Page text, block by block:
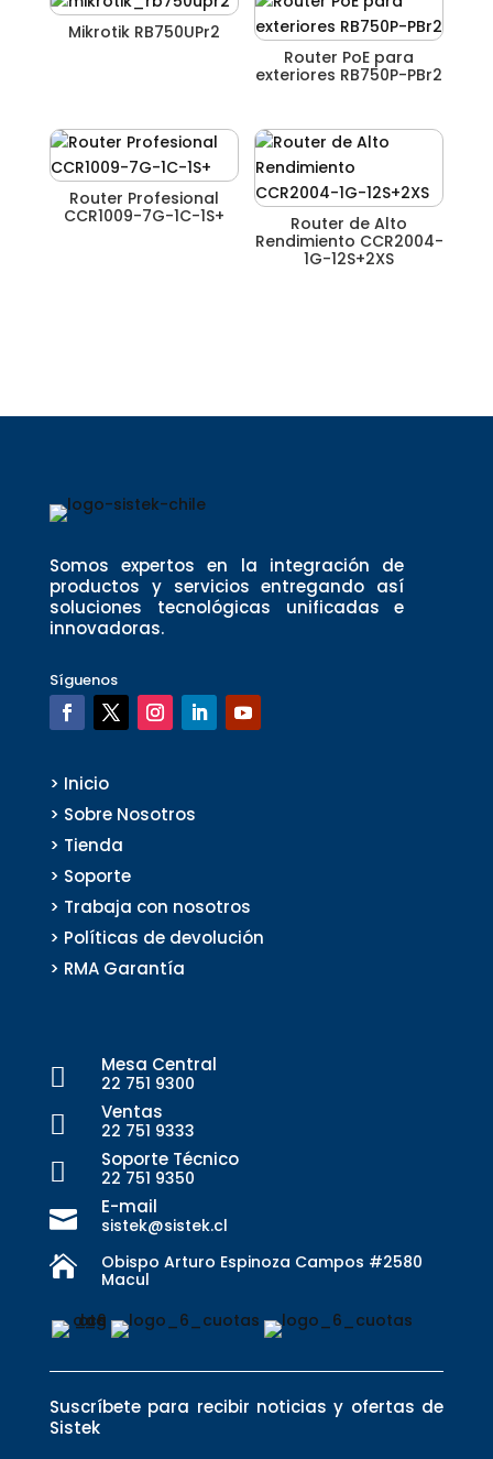
Mikrotik RB750UPr2
Router PoE para
exteriores RB750P-PBr2
Router Profesional
CCR1009-7G-1C-1S+
Router de Alto
Rendimiento CCR2004-
1G-12S+2XS
Somos expertos en la integración de
productos y servicios entregando así
soluciones tecnológicas unificadas e
innovadoras.
Síguenos
> Inicio
> Sobre Nosotros
> Tienda
> Soporte
> Trabaja con nosotros
> Políticas de devolución
> RMA Garantía
 Mesa Central
22 751 9300
 Ventas
22 751 9333
 Soporte Técnico
22 751 9350
 E-mail
sistek@sistek.cl

Obispo Arturo Espinoza Campos #2580
Macul
Suscríbete para recibir noticias y ofertas de
Sistek